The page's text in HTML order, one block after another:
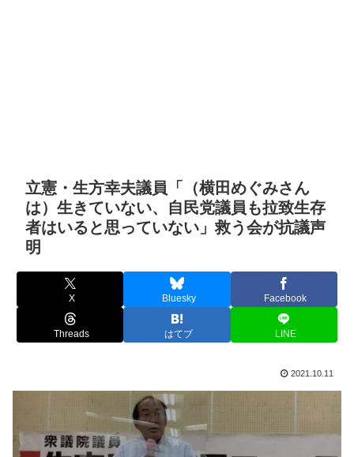
立憲・生方幸夫議員「（横田めぐみさん
は）生きていない、自民党議員も拉致生存
者はいると思っていない」救う会が抗議声
明
X Bluesky Facebook
Threads はてブ LINE
2021.10.11